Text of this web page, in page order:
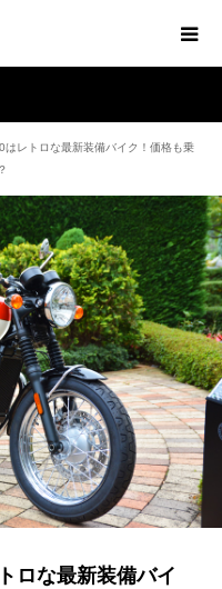
はレトロな最新装備バイク！価格も乗
ロな最新装備バイ